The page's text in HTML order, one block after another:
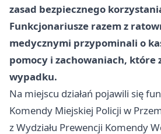
zasad bezpiecznego
Funkcjonariusze razem z
medycznymi przypominali o
pomocy i zachowaniach, które
wypadku.
Na miejscu działań pojawili się
Komendy Miejskiej Policji w
z Wydziału Prewencji Komendy